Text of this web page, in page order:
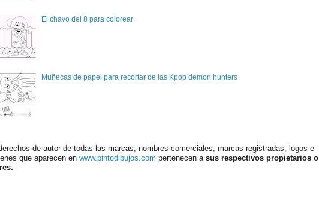
El chavo del 8 para colorear
Muñecas de papel para recortar de las Kpop demon hunters
de autor de todas las marcas, nombres comerciales, marcas registradas, logos e
que aparecen en www.pintodibujos.com pertenecen a sus respectivos propietarios o